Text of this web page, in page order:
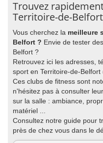
Trouvez
Territoire-de-Belfort
Vous cherchez la meilleure
Belfort ? Envie de tester
Belfort ?
Retrouvez ici les adresses,
sport en Territoire-de-Belfort
Ces clubs de fitness sont
n'hésitez pas à consulter
sur la salle : ambiance,
matériel ...
Consultez notre guide pour
près de chez vous dans le